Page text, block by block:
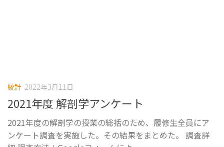
統計 2022年3月11日
2021年度 解剖学アンケート
2021年度の解剖学の授業の総括のため、履修生全員にア
ンケート調査を実施した。その結果をまとめた。 調査詳